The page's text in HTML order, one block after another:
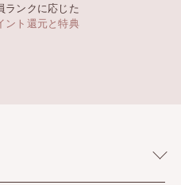
ランクに応じた
ント還元と特典